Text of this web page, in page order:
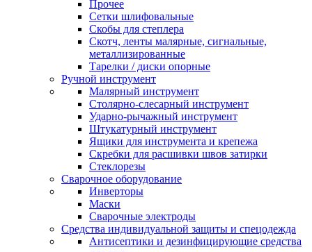
Прочее
Сетки шлифовальные
Скобы для степлера
Скотч, ленты малярные, сигнальные,
металлизированные
Тарелки / диски опорные
Ручной инструмент
Малярный инструмент
Столярно-слесарный инструмент
Ударно-рычажный инструмент
Штукатурный инструмент
Ящики для инструмента и крепежа
Скребки для расшивки швов затирки
Стеклорезы
Сварочное оборудование
Инверторы
Маски
Сварочные электроды
Средства индивидуальной защиты и спецодежда
Антисептики и дезинфицирующие средства